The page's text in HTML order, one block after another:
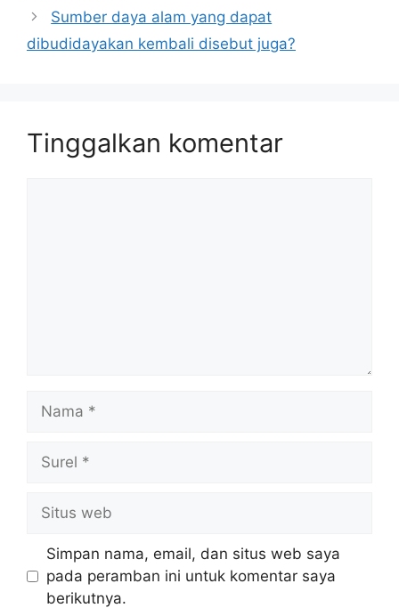
Sumber daya alam yang dapat
dibudidayakan kembali disebut juga?
Tinggalkan komentar
web
Simpan nama, email, dan situs web saya
pada peramban ini untuk komentar saya
berikutnya.